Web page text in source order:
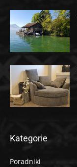
Kategorie
Poradniki